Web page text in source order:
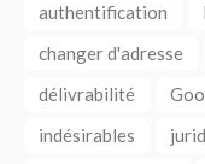
authentification
changer d'adresse
délivrabilité
indésirables